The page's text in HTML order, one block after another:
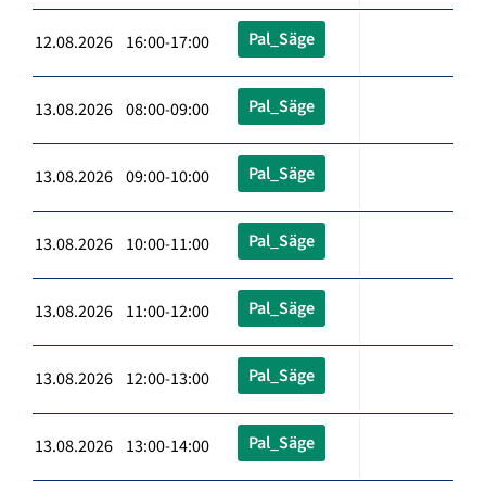
12.08.2026 16:00-17:00 Pal_Säge
13.08.2026 08:00-09:00 Pal_Säge
13.08.2026 09:00-10:00 Pal_Säge
13.08.2026 10:00-11:00 Pal_Säge
13.08.2026 11:00-12:00 Pal_Säge
13.08.2026 12:00-13:00 Pal_Säge
13.08.2026 13:00-14:00 Pal_Säge